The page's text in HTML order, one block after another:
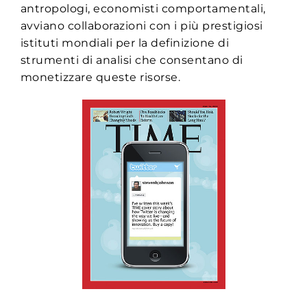
antropologi, economisti comportamentali,
avviano collaborazioni con i più prestigiosi
istituti mondiali per la definizione di
strumenti di analisi che consentano di
monetizzare queste risorse.